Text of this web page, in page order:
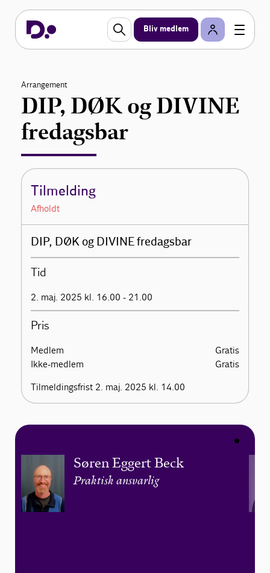
Bliv medlem
Arrangement
DIP, DØK og DIVINE
fredagsbar
Tilmelding
Afholdt
DIP, DØK og DIVINE fredagsbar
Tid
2. maj. 2025 kl. 16.00 - 21.00
Pris
Medlem
Gratis
Ikke-medlem
Gratis
Tilmeldingsfrist 2. maj. 2025 kl. 14.00
Søren Eggert Beck
Praktisk ansvarlig